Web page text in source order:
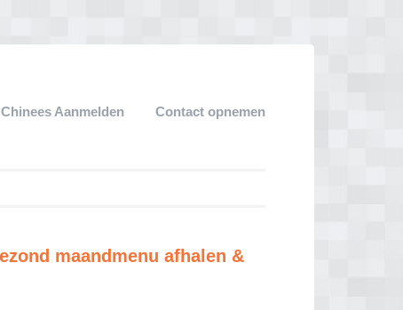
Chinees Aanmelden Contact opnemen
maandmenu afhalen &